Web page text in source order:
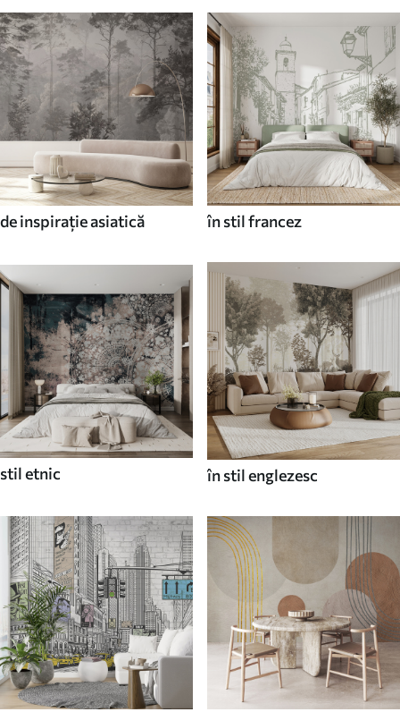
de inspirație asiatică în stil francez
stil etnic în stil englezesc